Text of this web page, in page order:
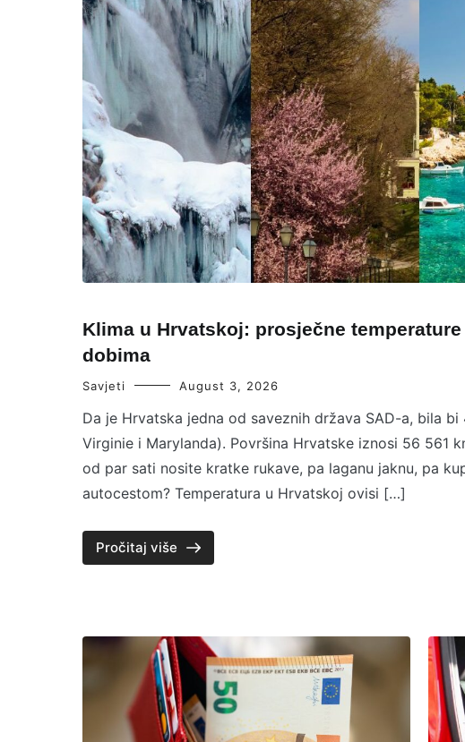
Klima u Hrvatskoj: prosječne
dobima
Savjeti August 3, 2026
Da je Hrvatska jedna od saveznih država SAD-a, bila
Virginie i Marylanda). Površina Hrvatske iznosi 56 561
od par sati nosite kratke rukave, pa laganu jaknu, pa
autocestom? Temperatura u Hrvatskoj ovisi […]
Pročitaj više